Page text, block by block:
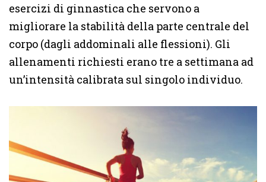
esercizi di ginnastica che servono a
migliorare la stabilità della parte centrale del
corpo (dagli addominali alle flessioni). Gli
allenamenti richiesti erano tre a settimana ad
un’intensità calibrata sul singolo individuo.